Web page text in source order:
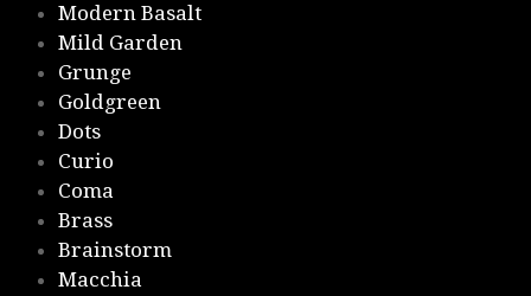
Modern Basalt
Mild Garden
Grunge
Goldgreen
Dots
Curio
Coma
Brass
Brainstorm
Macchia